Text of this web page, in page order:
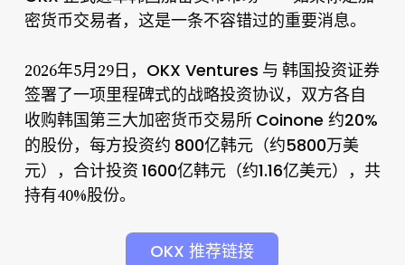
密货币交易者，这是一条不容错过的重要消息。
2026年5月29日， OKX Ventures 与 韩国投资证券
签署了一项里程碑式的战略投资协议，双方各自
收购韩国第三大加密货币交易所 Coinone 约20%
的股份，每方投资约 800亿韩元（约5800万美
元）
，合计投资 1600亿韩元（约1.16亿美元）
，共
持有40%股份。
OKX 推荐链接